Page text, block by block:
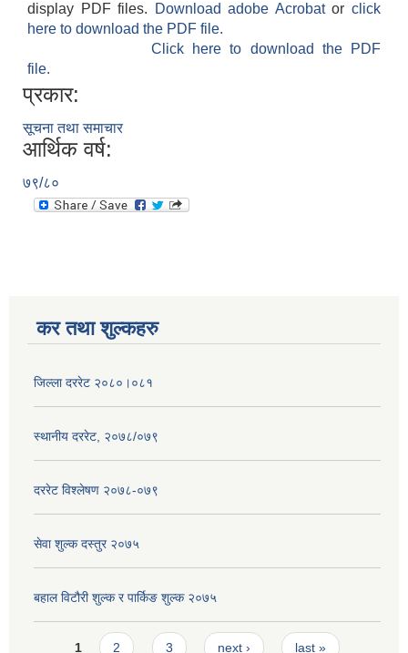
display PDF files.
Download adobe Acrobatorclick
here to download the PDF file.
Click here to download the PDF
file.
प्रकार:
सूचना तथा समाचार
आर्थिक वर्ष:
७९/८०
कर तथा शुल्कहरु
जिल्ला दररेट २०८०।०८१
स्थानीय दररेट, २०७८/०७९
दररेट विश्लेषण २०७८-०७९
सेवा शुल्क दस्तुर २०७५
बहाल विटौरी शुल्क र पार्किङ शुल्क २०७५
Pages
1 2 3 next › last »